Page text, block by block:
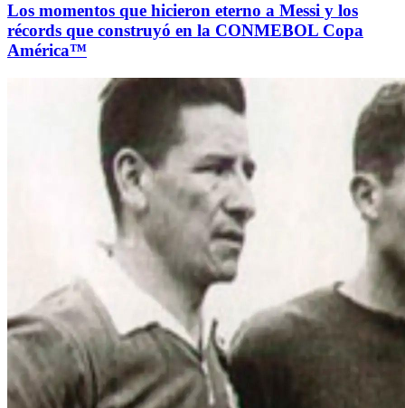
Los momentos que hicieron eterno a Messi y los
récords que construyó en la CONMEBOL Copa
América™